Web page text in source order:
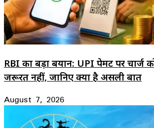
RBI का बड़ा बयान: UPI पेमेंट पर चार्ज
जरूरत नहीं, जानिए क्या है असली बात
August 7, 2026